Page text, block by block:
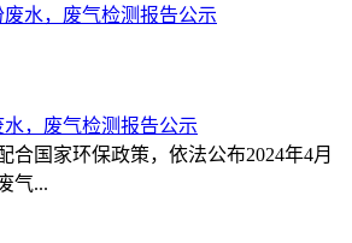
，废气检测报告公示
合国家环保政策，依法公布2024年4月
气...